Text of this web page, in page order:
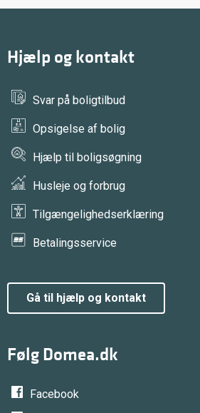
Hjælp og kontakt
Svar på boligtilbud
Opsigelse af bolig
Hjælp til boligsøgning
Husleje og forbrug
Tilgængelighedserklæring
Betalingsservice
gå til hjælp og kontakt
Følg Domea.dk
Facebook